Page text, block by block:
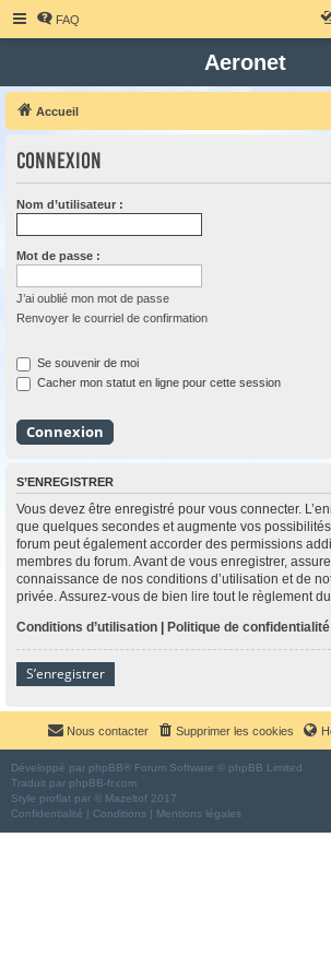
FAQ
Aeronet
Accueil
Connexion
Nom d’utilisateur :
Mot de passe :
J’ai oublié mon mot de passe
Renvoyer le courriel de confirmation
Se souvenir de moi
Cacher mon statut en ligne pour cette session
S’ENREGISTRER
Vous devez être enregistré pour vous connecter.
que quelques secondes et augmente vos
forum peut également accorder des permissions
membres du forum. Avant de vous enregistrer,
connaissance de nos conditions d’utilisation et de
privée. Assurez-vous de bien lire tout le règlement du
Conditions d’utilisation | Politique de confidentialité
S’enregistrer
Supprimer les cookies
Nous contacter
Développé par phpBB® Forum Software © phpBB Limited
Traduit par phpBB-fr.com
Style proflat par © Mazeltof 2017
Confidentialité | Conditions | Mentions légales